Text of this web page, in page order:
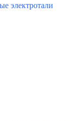
электротали